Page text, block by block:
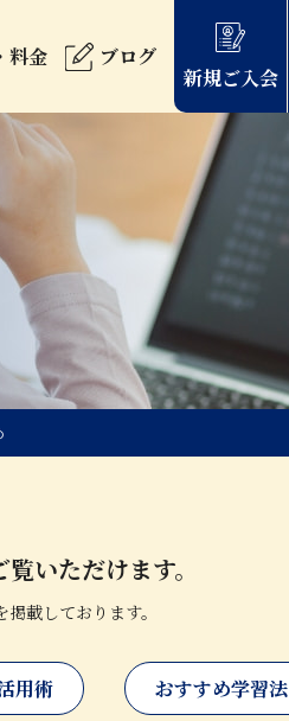
料金 ブログ
新規ご入会
いただけます。
載しております。
用術 おすすめ学習法